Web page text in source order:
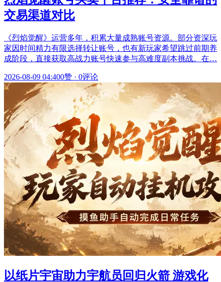
交易渠道对比
《烈焰觉醒》运营多年，积累大量成熟账号资源。部分资深玩
家因时间精力有限选择转让账号，也有新玩家希望跳过前期养
成阶段，直接获取高战力账号快速参与高难度副本挑战。在…
2026-08-09 04:400赞 · 0评论
以纸片宇宙助力宇航员回归火箭 游戏化